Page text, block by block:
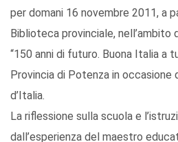
per domani 16 novembre 2011, a
Biblioteca provinciale, nell’ambito
“150 anni di futuro. Buona Italia a
Provincia di Potenza in occasione
d’Italia.
La riflessione sulla scuola e
dall’esperienza del maestro